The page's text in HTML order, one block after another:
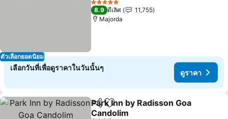
ตัวเลือกยอดนิยม
5 ดาว
8.9 ดีเลิศ
11,755
Majorda
เลือกวันที่เพื่อดูราคาในวันนั้นๆ
ดูราคา
แชร์ เพิ่มในรายการโปรด
Park Inn by Radisson Goa
Candolim